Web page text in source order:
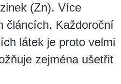
(Zn). Více
článcích. Každoroční
látek je proto velmi
zejména ušetřit